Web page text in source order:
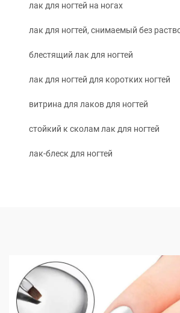
лак для ногтей на ногах
лак для ногтей, снимаемый без
блестящий лак для ногтей
лак для ногтей для коротких ногтей
витрина для лаков для ногтей
стойкий к сколам лак для ногтей
лак-блеск для ногтей